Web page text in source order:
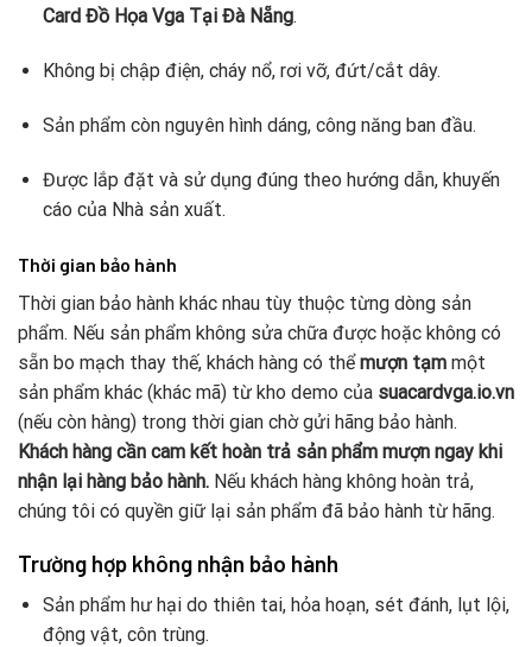
Card Đồ Họa Vga Tại Đà Nẵng.
Không bị chập điện, cháy nổ, rơi vỡ, đứt/cắt dây.
Sản phẩm còn nguyên hình dáng, công năng ban đầu.
Được lắp đặt và sử dụng đúng theo hướng dẫn, khuyến
cáo của Nhà sản xuất.
Thời gian bảo hành
Thời gian bảo hành khác nhau tùy thuộc từng dòng sản
phẩm. Nếu sản phẩm không sửa chữa được hoặc không có
sẵn bo mạch thay thế, khách hàng có thểmượn tạm một
sản phẩm khác (khác mã) từ kho demo của suacardvga.io.vn
(nếu còn hàng) trong thời gian chờ gửi hãng bảo hành.
Khách hàng cần cam kết hoàn trả sản phẩm mượn ngay khi
nhận lại hàng bảo hành. Nếu khách hàng không hoàn trả,
chúng tôi có quyền giữ lại sản phẩm đã bảo hành từ hãng.
Trường hợp không nhận bảo hành
Sản phẩm hư hại do thiên tai, hỏa hoạn, sét đánh, lụt lội,
động vật, côn trùng.